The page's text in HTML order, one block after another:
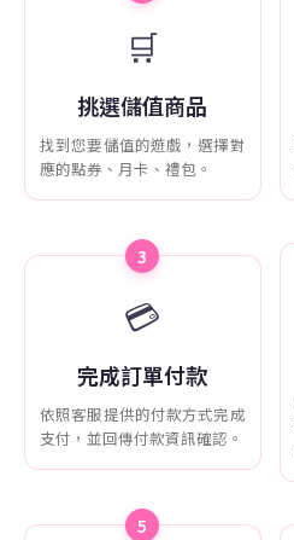
🛒
挑選儲值商品
找到您要儲值的遊戲，選擇對
應的點券、月卡、禮包。
3
💳
完成訂單付款
依照客服提供的付款方式完成
支付，並回傳付款資訊確認。
5